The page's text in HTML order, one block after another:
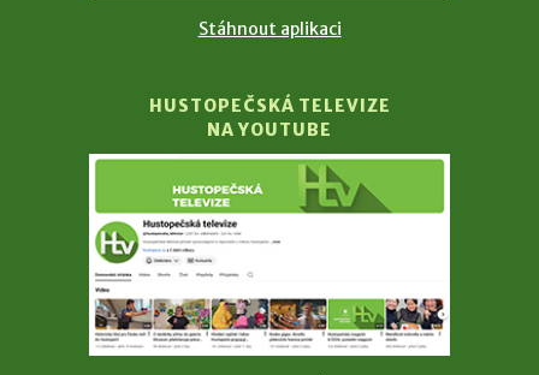
Stáhnout aplikaci
HUSTOPEČSKÁ TELEVIZE
NA YOUTUBE